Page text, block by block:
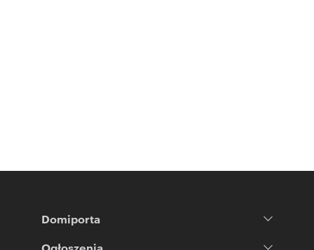
Domiporta